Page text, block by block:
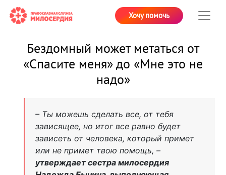
Хочу помочь
Бездомный может метаться от
«Спасите меня» до «Мне это не
надо»
– Ты можешь сделать все, от тебя
зависящее, но итог все равно будет
зависеть от человека, который примет
или не примет твою помощь, –
утверждает сестра милосердия